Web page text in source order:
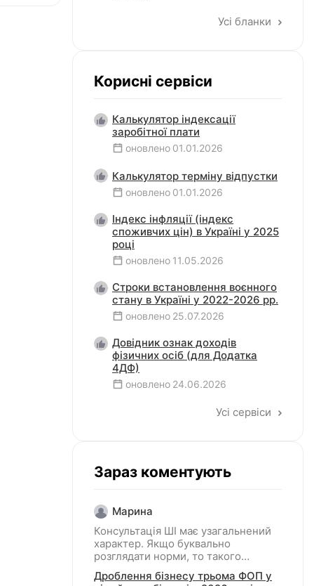
Усі бланки
Корисні сервіси
Калькулятор індексації
заробітної плати
оновлено 01.01.2026
Калькулятор терміну відпустки
оновлено 01.01.2026
Індекс інфляції (індекс
споживчих цін) в Україні у 2025
році
оновлено 11.05.2026
Строки встановлення воєнного
стану в Україні у 2022-2026 рр.
оновлено 25.07.2026
Довідник ознак доходів
фізичних осіб (для Додатка
4ДФ)
оновлено 24.06.2026
Усі сервіси
Зараз коментують
Марина
Консультація ШІ має узагальнений
характер. Якщо буквально
розглядати норми, то такого
законодавчого визначення
дроблення бізнесу в загалі не існує,
Дроблення бізнесу трьома ФОП у